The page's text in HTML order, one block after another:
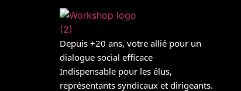
Depuis +20 ans, votre allié pour un
dialogue social efficace
Indispensable pour les élus,
représentants syndicaux et dirigeants.